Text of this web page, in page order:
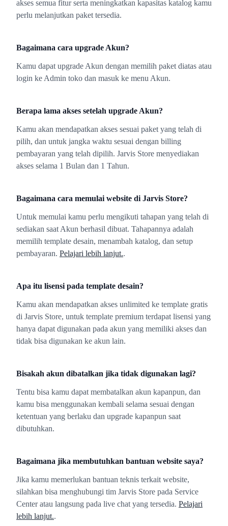
akses semua fitur serta meningkatkan kapasitas katalog kamu
perlu melanjutkan paket tersedia.
Bagaimana cara upgrade Akun?
Kamu dapat upgrade Akun dengan memilih paket diatas atau
login ke Admin toko dan masuk ke menu Akun.
Berapa lama akses setelah upgrade Akun?
Kamu akan mendapatkan akses sesuai paket yang telah di
pilih, dan untuk jangka waktu sesuai dengan billing
pembayaran yang telah dipilih. Jarvis Store menyediakan
akses selama 1 Bulan dan 1 Tahun.
Bagaimana cara memulai website di Jarvis Store?
Untuk memulai kamu perlu mengikuti tahapan yang telah di
sediakan saat Akun berhasil dibuat. Tahapannya adalah
memilih template desain, menambah katalog, dan setup
pembayaran. Pelajari lebih lanjut..
Apa itu lisensi pada template desain?
Kamu akan mendapatkan akses unlimited ke template gratis
di Jarvis Store, untuk template premium terdapat lisensi yang
hanya dapat digunakan pada akun yang memiliki akses dan
tidak bisa digunakan ke akun lain.
Bisakah akun dibatalkan jika tidak digunakan lagi?
Tentu bisa kamu dapat membatalkan akun kapanpun, dan
kamu bisa menggunakan kembali selama sesuai dengan
ketentuan yang berlaku dan upgrade kapanpun saat
dibutuhkan.
Bagaimana jika membutuhkan bantuan website saya?
Jika kamu memerlukan bantuan teknis terkait website,
silahkan bisa menghubungi tim Jarvis Store pada Service
Center atau langsung pada live chat yang tersedia. Pelajari
lebih lanjut..